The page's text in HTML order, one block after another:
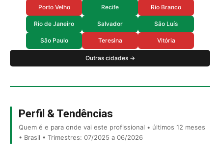
Porto Velho Recife Rio Branco
Rio de Janeiro Salvador São Luís
São Paulo Teresina Vitória
Outras cidades →
Perfil & Tendências
Quem é e para onde vai este profissional • últimos 12 meses
• Brasil • Trimestres: 07/2025 a 06/2026